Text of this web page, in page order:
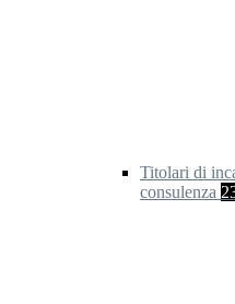
Titolari di
consulenza